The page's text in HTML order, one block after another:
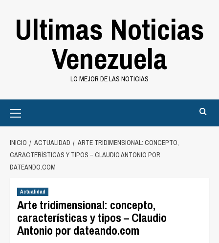
Ultimas Noticias
Venezuela
LO MEJOR DE LAS NOTICIAS
Menu
INICIO ACTUALIDAD
ARTE TRIDIMENSIONAL: CONCEPTO,
CARACTERÍSTICAS Y TIPOS – CLAUDIO ANTONIO POR
DATEANDO.COM
Actualidad
Arte tridimensional: concepto,
características y tipos – Claudio
Antonio por dateando.com